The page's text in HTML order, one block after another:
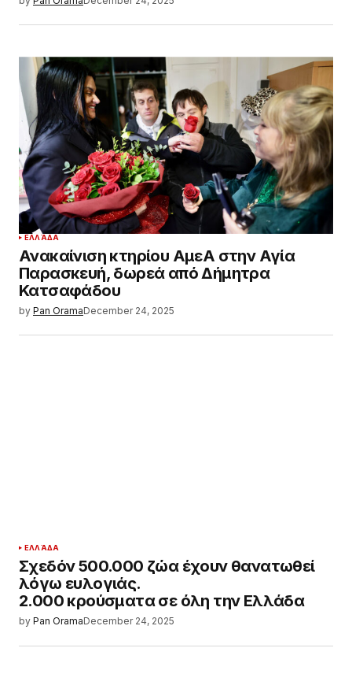
ΕΛΛΆΔΑ
Ανακαίνιση κτηρίου ΑμεΑ στην Αγία
Παρασκευή, δωρεά από Δήμητρα
Κατσαφάδου
by Pan OramaDecember 24, 2025
ΕΛΛΆΔΑ
Σχεδόν 500.000 ζώα έχουν θανατωθεί
λόγω ευλογιάς.
2.000 κρούσματα σε όλη την Ελλάδα
by Pan OramaDecember 24, 2025